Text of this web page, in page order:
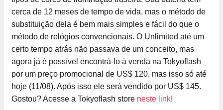
cerca de 12 meses de tempo de vida, mas o método de
substituição dela é bem mais simples e fácil do que o
método de relógios convencionais. O Unlimited até um
certo tempo atrás não passava de um conceito, mas
agora já é possível encontrá-lo à venda na Tokyoflash
por um preço promocional de US$ 120, mas isso só até
hoje (11/08). Após isso ele será vendido por US$ 145.
Gostou? Acesse a Tokyoflash store neste link!